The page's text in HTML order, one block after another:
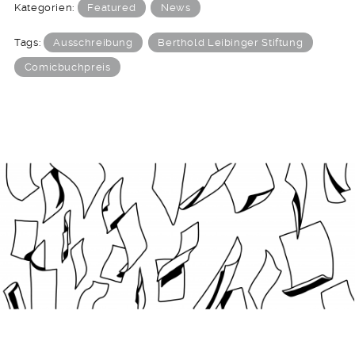
Kategorien: Featured News
Tags: Ausschreibung Berthold Leibinger Stiftung
Comicbuchpreis